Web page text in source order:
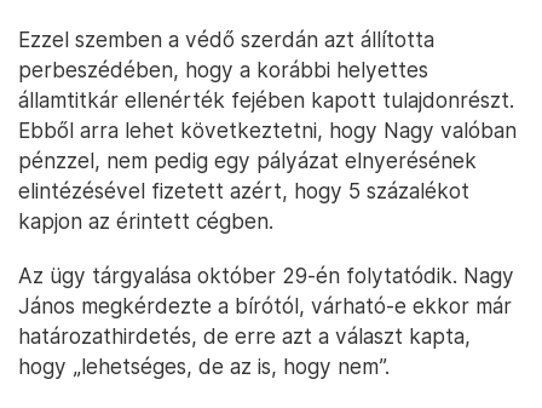
Ezzel szemben a védő szerdán azt állította
perbeszédében, hogy a korábbi helyettes
államtitkár ellenérték fejében kapott tulajdonrészt.
Ebből arra lehet következtetni, hogy Nagy valóban
pénzzel, nem pedig egy pályázat elnyerésének
elintézésével fizetett azért, hogy 5 százalékot
kapjon az érintett cégben.
Az ügy tárgyalása október 29-én folytatódik. Nagy
János megkérdezte a bírótól, várható-e ekkor már
határozathirdetés, de erre azt a választ kapta,
hogy „lehetséges, de az is, hogy nem”.